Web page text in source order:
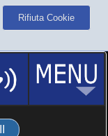
Rifiuta Cookie